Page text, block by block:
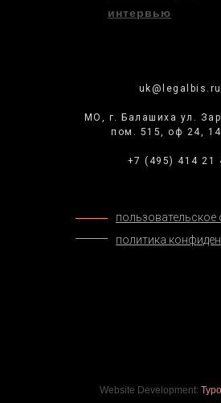
Website Development:
пользовательское
политика
uk@legalbis.ru
МО, г. Балашиха ул.
пом. 515, оф 24,
+7 (495) 414 21
интервью